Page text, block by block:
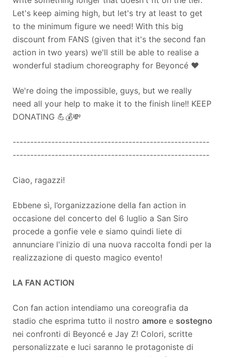
Let's keep aiming high, but let's try at least to get
to the minimum figure we need! With this big
discount from FANS (given that it's the second fan
action in two years) we'll still be able to realise a
wonderful stadium choreography for Beyoncé ❤
We're doing the impossible, guys, but we really
need all your help to make it to the finish line!! KEEP
DONATING 💪💰💸
--------------------------------------------------------
--------------------------------------------------------
Ciao, ragazzi!
Ebbene sì, l’organizzazione della fan action in
occasione del concerto del 6 luglio a San Siro
procede a gonfie vele e siamo quindi liete di
annunciare l'inizio di una nuova raccolta fondi per la
realizzazione di questo magico evento!
LA FAN ACTION
Con fan action intendiamo una coreografia da
stadio che esprima tutto il nostro amore e sostegno
nei confronti di Beyoncé e Jay Z! Colori, scritte
personalizzate e luci saranno le protagoniste di